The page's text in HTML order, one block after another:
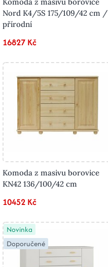
Nord K4/5S 175/109/42 cm /
přírodní
16827 Kč
Komoda z masivu borovice
KN42 136/100/42 cm
10452 Kč
Novinka
Doporučené